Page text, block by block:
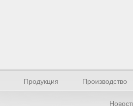
Продукция Производство